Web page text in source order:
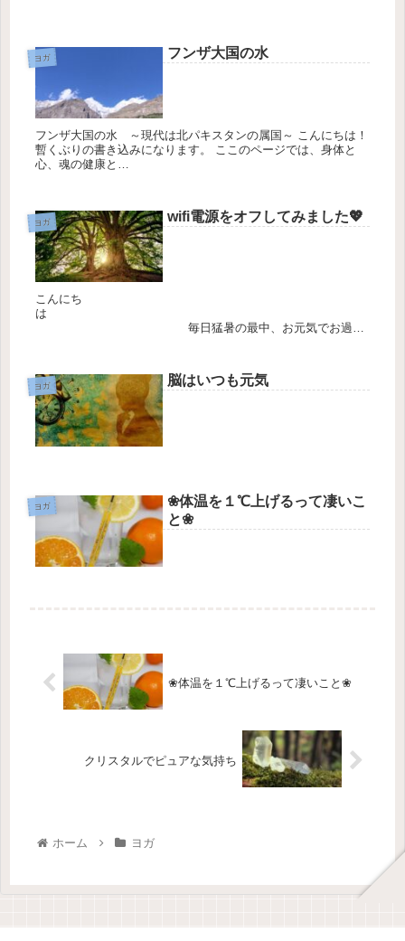
ヨガ フンザ大国の水
フンザ大国の水 ～現代は北パキスタンの属国～ こんにちは！
暫くぶりの書き込みになります。 ここのページでは、身体と
心、魂の健康と
ヨガ wifi電源をオフしてみました💖
こんにち
は
毎日猛暑の最中、お元気でお過ご
ヨガ 脳はいつも元気
ヨガ
❀体温を１℃上げるって凄いこ
と❀
❀体温を１℃上げるって凄いこと❀
クリスタルでピュアな気持ち
ホーム ヨガ